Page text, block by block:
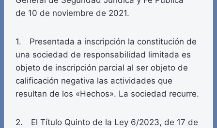
de 10 de noviembre de 2021.
1. Presentada a inscripción la constitución de
una sociedad de responsabilidad limitada es
objeto de inscripción parcial al ser objeto de
calificación negativa las actividades que
resultan de los «Hechos». La sociedad recurre.
2. El Título Quinto de la Ley 6/2023, de 17 de